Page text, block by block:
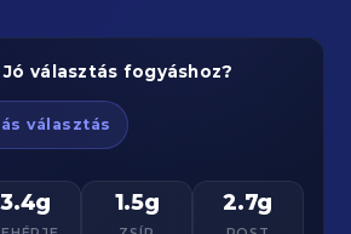
választás fogyáshoz?
választás
3.4g 1.5g 2.7g